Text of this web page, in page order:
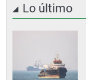
Lo último